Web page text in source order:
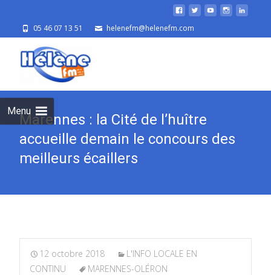
05 46 07 13 51 helenefm@helenefm.com
Menu
Marennes : la Cité de l’huître
accueille demain le concours des
meilleurs écaillers
12 octobre 2018
L'INFO LOCALE EN
CONTINU
MARENNES-OLÉRON